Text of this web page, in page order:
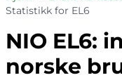
Statistikk for EL6
NIO EL6:
norske